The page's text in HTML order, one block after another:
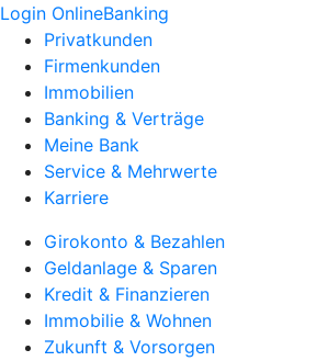
Login OnlineBanking
Privatkunden
Firmenkunden
Immobilien
Banking & Verträge
Meine Bank
Service & Mehrwerte
Karriere
Girokonto & Bezahlen
Geldanlage & Sparen
Kredit & Finanzieren
Immobilie & Wohnen
Zukunft & Vorsorgen